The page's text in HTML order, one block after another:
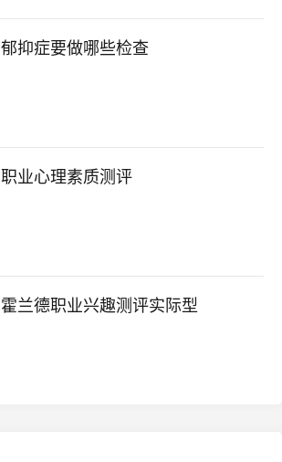
郁抑症要做哪些检查
职业心理素质测评
霍兰德职业兴趣测评实际型